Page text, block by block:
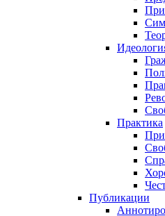
Практика
Публикации